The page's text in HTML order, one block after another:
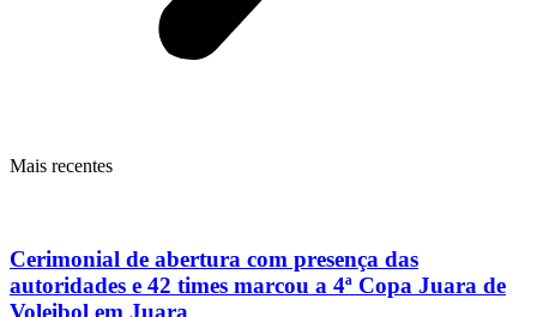
Mais recentes
Cerimonial de abertura com presença das
autoridades e 42 times marcou a 4ª Copa Juara de
Voleibol em Juara